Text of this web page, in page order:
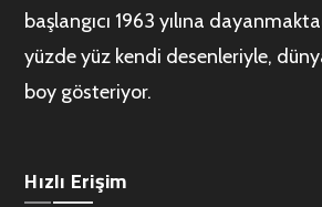
başlangıcı 1963 yılına
yüzde yüz kendi desenleriyle,
boy gösteriyor.
Hızlı Erişim